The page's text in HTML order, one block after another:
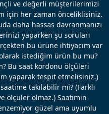
ve değerli müşterilerimizi
için her zaman önceliklisiniz.
daha hassas davranmanızı
yaparken şu soruları
bu ürüne ihtiyacım var
istediğim ürün bu mu?
Bu saat kordonu ölçüleri
yaparak tespit etmelisiniz.)
takılabilir mi? (Farklı
ölçüler olmaz.) Saatimin
güzel ama uyumlu